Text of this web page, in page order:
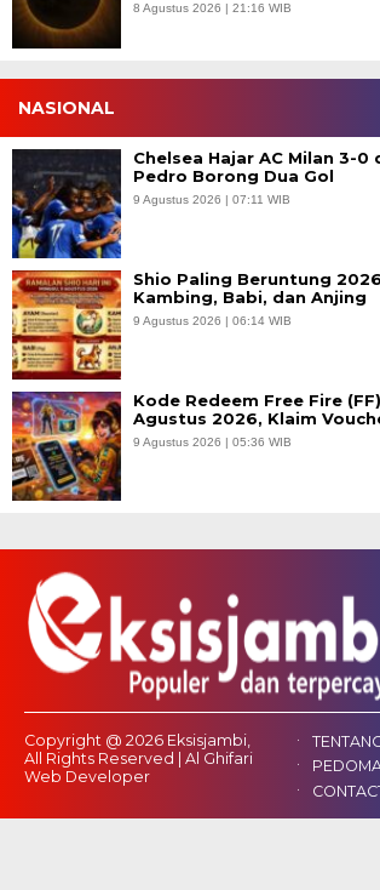
8 Agustus 2026 | 21:16 WIB
NASIONAL
Chelsea Hajar AC Milan 3-0
Pedro Borong Dua Gol
9 Agustus 2026 | 07:11 WIB
Shio Paling Beruntung
Kambing, Babi, dan Anjing
9 Agustus 2026 | 06:14 WIB
Kode Redeem Free Fire
Agustus 2026, Klaim
9 Agustus 2026 | 05:36 WIB
Copyright @ 2026 Eksisjambi,
All Rights Reserved | Al Ghifari
Web Developer